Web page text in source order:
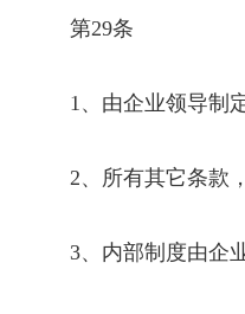
第29条
1、由企业领导制
2、所有其它条款
3、内部制度由企